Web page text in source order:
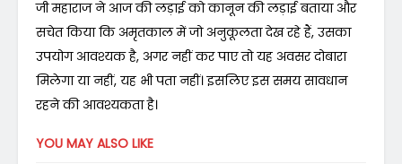
जी महाराज ने आज की लड़ाई को कानून की लड़ाई बताया और
सचेत किया कि अमृतकाल में जो अनुकूलता देख रहे हैं, उसका
उपयोग आवश्यक है, अगर नहीं कर पाए तो यह अवसर दोबारा
मिलेगा या नहीं, यह भी पता नहीं। इसलिए इस समय सावधान
रहने की आवश्यकता है।
YOU MAY ALSO LIKE